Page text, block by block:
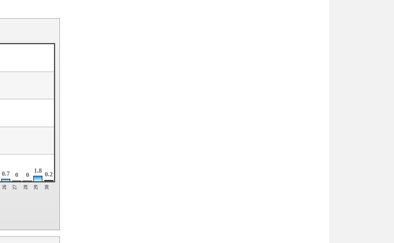
26 27 28 29 30
0.7 0 0
1.8
0.2